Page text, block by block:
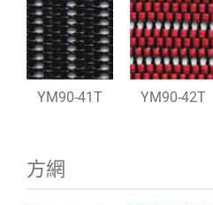
YM90-41T YM90-42T
方網